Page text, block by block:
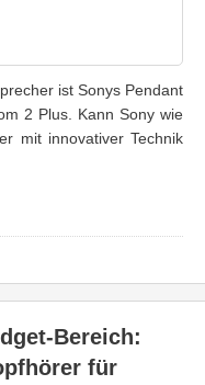
ist Sonys Pendant
2 Plus. Kann Sony wie
mit innovativer Technik
Bereich:
für